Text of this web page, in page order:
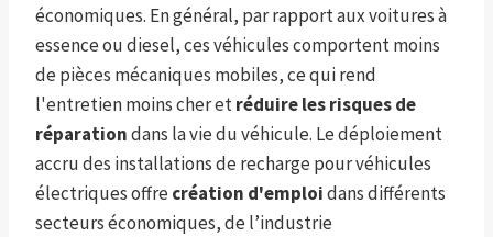
économiques. En général, par rapport aux voitures à
essence ou diesel, ces véhicules comportent moins
de pièces mécaniques mobiles, ce qui rend
l'entretien moins cher etréduire les risques de
réparationdans la vie du véhicule. Le déploiement
accru des installations de recharge pour véhicules
électriques offre création d'emploidans différents
secteurs économiques, de l’industrie